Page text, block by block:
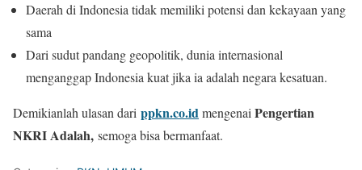
Daerah di Indonesia tidak memiliki potensi dan kekayaan yang
sama
Dari sudut pandang geopolitik, dunia internasional
menganggap Indonesia kuat jika ia adalah negara kesatuan.
Demikianlah ulasan dari ppkn.co.idmengenai Pengertian
NKRI Adalah, semoga bisa bermanfaat.